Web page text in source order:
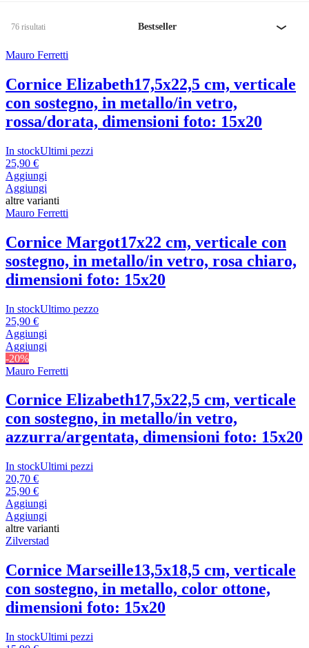
76 risultati Bestseller
Mauro Ferretti
Cornice Elizabeth17,5x22,5 cm, verticale
con sostegno, in metallo/in vetro,
rossa/dorata, dimensioni foto: 15x20
In stockUltimi pezzi
25,90 €
Aggiungi
Aggiungi
altre varianti
Mauro Ferretti
Cornice Margot17x22 cm, verticale con
sostegno, in metallo/in vetro, rosa chiaro,
dimensioni foto: 15x20
In stockUltimo pezzo
25,90 €
Aggiungi
Aggiungi
-20%
Mauro Ferretti
Cornice Elizabeth17,5x22,5 cm, verticale
con sostegno, in metallo/in vetro,
azzurra/argentata, dimensioni foto: 15x20
In stockUltimi pezzi
20,70 €
25,90 €
Aggiungi
Aggiungi
altre varianti
Zilverstad
Cornice Marseille13,5x18,5 cm, verticale
con sostegno, in metallo, color ottone,
dimensioni foto: 15x20
In stockUltimi pezzi